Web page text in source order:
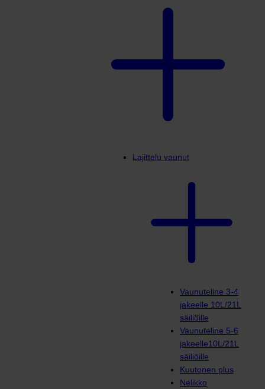
Lajittelu vaunut
Vaunuteline 3-4
jakeelle 10L/21L
säiliöille
Vaunuteline 5-6
jakeelle10L/21L
säiliöille
Kuutonen plus
Nelikko